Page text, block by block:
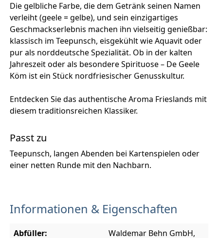
Die gelbliche Farbe, die dem Getränk seinen Namen
verleiht (geele = gelbe), und sein einzigartiges
Geschmackserlebnis machen ihn vielseitig genießbar:
klassisch im Teepunsch, eisgekühlt wie Aquavit oder
pur als norddeutsche Spezialität. Ob in der kalten
Jahreszeit oder als besondere Spirituose – De Geele
Köm ist ein Stück nordfriesischer Genusskultur.
Entdecken Sie das authentische Aroma Frieslands mit
diesem traditionsreichen Klassiker.
Passt zu
Teepunsch, langen Abenden bei Kartenspielen oder
einer netten Runde mit den Nachbarn.
Informationen & Eigenschaften
Abfüller:
Waldemar Behn GmbH,